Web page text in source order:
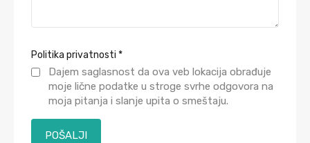
Politika privatnosti *
Dajem saglasnost da ova veb lokacija obrađuje
moje lične podatke u stroge svrhe odgovora na
moja pitanja i slanje upita o smeštaju.